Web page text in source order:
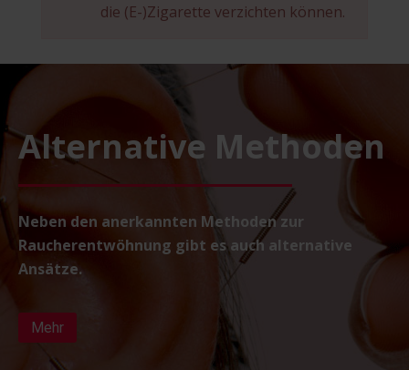
die (E-)Zigarette verzichten können.
Alternative Methoden
Neben den anerkannten Methoden zur
Raucherentwöhnung gibt es auch alternative
Ansätze.
Mehr